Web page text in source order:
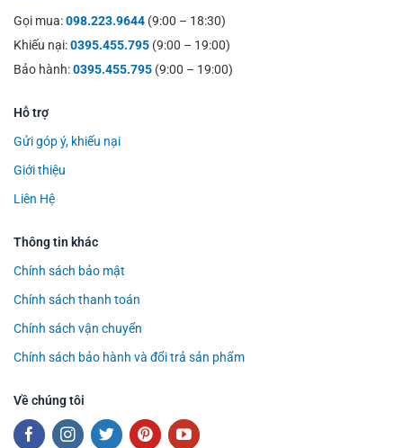
Gọi mua:098.223.9644 (9:00 – 18:30)
Khiếu nại:0395.455.795 (9:00 – 19:00)
Bảo hành:0395.455.795 (9:00 – 19:00)
Hỗ trợ
Gửi góp ý, khiếu nại
Giới thiệu
Liên Hệ
Thông tin khác
Chính sách bảo mật
Chính sách thanh toán
Chính sách vận chuyển
Chính sách bảo hành và đổi trả sản phẩm
Về chúng tôi